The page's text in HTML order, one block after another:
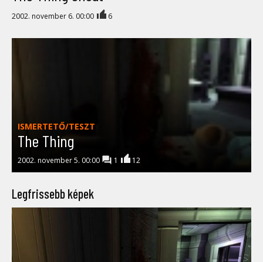
2002. november 6. 00:00 6
ISMERTETŐ/TESZT
The Thing
2002. november 5. 00:00 1 12
Legfrissebb képek